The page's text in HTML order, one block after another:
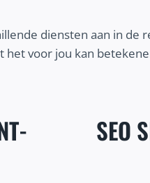
diensten aan in de
het voor jou kan
SEO